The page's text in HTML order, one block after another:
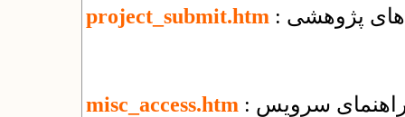
project_submit.htm پژوهشی
misc_access.htm